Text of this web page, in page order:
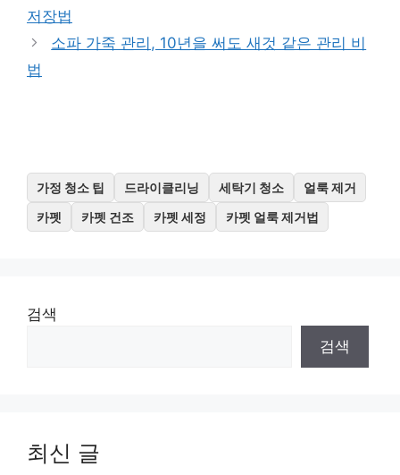
저장법
소파 가죽 관리, 10년을 써도 새것 같은 관리 비
법
가정 청소 팁 드라이클리닝 세탁기 청소
얼룩 제거
카펫
카펫 건조 카펫 세정 카펫 얼룩 제거법
검색
검색
최신 글